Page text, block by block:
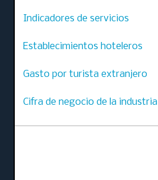
Indicadores de servicios
Establecimientos hoteleros
Gasto por turista extranjero
Cifra de negocio de la industria